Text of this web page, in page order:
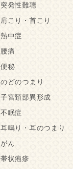
突発性難聴
肩こり・首こり
熱中症
腰痛
便秘
のどのつまり
子宮頚部異形成
不眠症
耳鳴り・耳のつまり
がん
帯状疱疹